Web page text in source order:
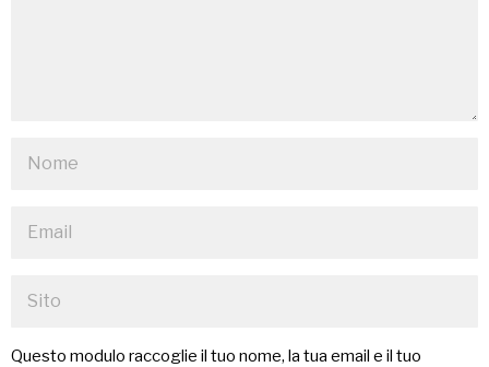
Questo modulo raccoglie il tuo nome, la tua email e il tuo